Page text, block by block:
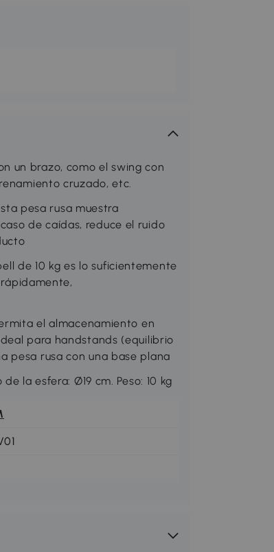
un brazo, como el swing con
cruzado, etc.
pesa rusa muestra
de caídas, reduce el ruido
de 10 kg es lo suficientemente
el almacenamiento en
para handstands (equilibrio
pesa rusa con una base plana
la esfera: Ø19 cm. Peso: 10 kg